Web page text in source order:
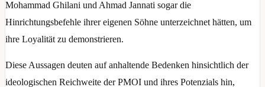
Mohammad Ghilani und Ahmad Jannati sogar die
Hinrichtungsbefehle ihrer eigenen Söhne unterzeichnet hätten, um
ihre Loyalität zu demonstrieren.
Diese Aussagen deuten auf anhaltende Bedenken hinsichtlich der
ideologischen Reichweite der PMOI und ihres Potenzials hin,